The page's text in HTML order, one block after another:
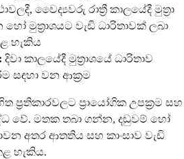
වෛද්‍යවරු රාත්‍රී කාලයේදී මුත්‍රා
මුත්‍රාශයට වැඩි ධාරිතාවක් ලබා
හැකිය
දිවා කාලයේදී මුත්‍රාශයේ ධාරිතාව
සඳහා වන ආක්‍රම
ප්‍රතිකාරවලට ප්‍රායෝගික උපක්‍රම සහ
වේ. මතක තබා ගන්න, දඬුවම් හෝ
අතර ආතතිය සහ කාංසාව වැඩි
හැකිය.